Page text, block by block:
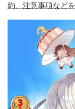
約、注意事項など